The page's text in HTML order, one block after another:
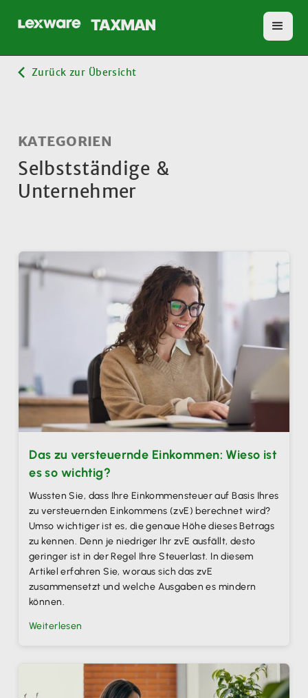
Zurück zur Übersicht
KATEGORIEN
Selbstständige &
Unternehmer
Das zu versteuernde Einkommen: Wieso ist
es so wichtig?
Wussten Sie, dass Ihre Einkommensteuer auf Basis Ihres
zu versteuernden Einkommens (zvE) berechnet wird?
Umso wichtiger ist es, die genaue Höhe dieses Betrags
zu kennen. Denn je niedriger Ihr zvE ausfällt, desto
geringer ist in der Regel Ihre Steuerlast. In diesem
Artikel erfahren Sie, woraus sich das zvE
zusammensetzt und welche Ausgaben es mindern
können.
Weiterlesen